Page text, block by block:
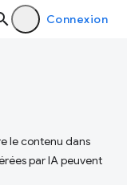
Connexion
le contenu dans
par IA peuvent